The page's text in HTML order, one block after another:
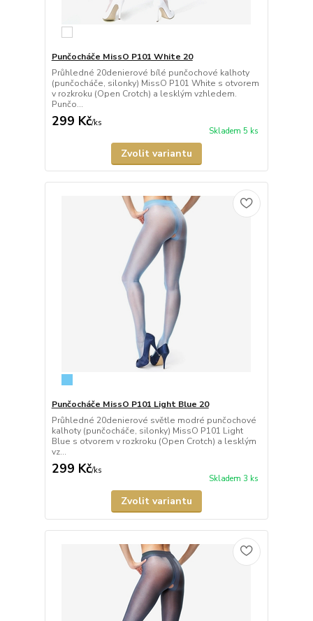
Punčocháče MissO P101 White 20
Průhledné 20denierové bílé punčochové kalhoty
(punčocháče, silonky) MissO P101 White s otvorem
v rozkroku (Open Crotch) a lesklým vzhledem.
Punčo...
299 Kč/ks
Skladem 5 ks
Zvolit variantu
Punčocháče MissO P101 Light Blue 20
Průhledné 20denierové světle modré punčochové
kalhoty (punčocháče, silonky) MissO P101 Light
Blue s otvorem v rozkroku (Open Crotch) a lesklým
vz...
299 Kč/ks
Skladem 3 ks
Zvolit variantu